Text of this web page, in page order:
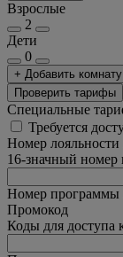
Взрослые
2
Дети
0
+ Добавить комнату
Проверить тарифы
Специальные
Требуется
Номер
16-значный номер
Номер программы
Промокод
Коды для доступа